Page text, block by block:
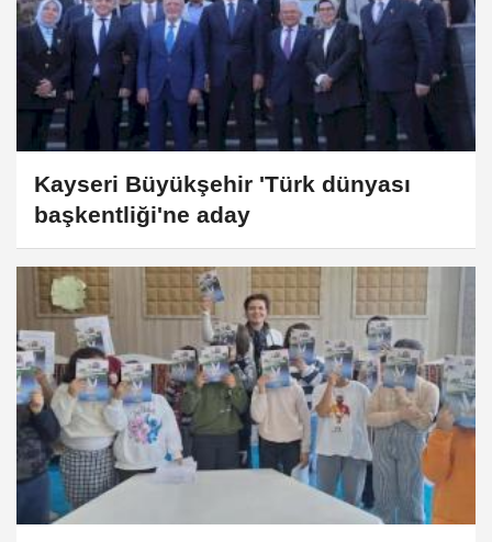
Kayseri Büyükşehir 'Türk dünyası
başkentliği'ne aday